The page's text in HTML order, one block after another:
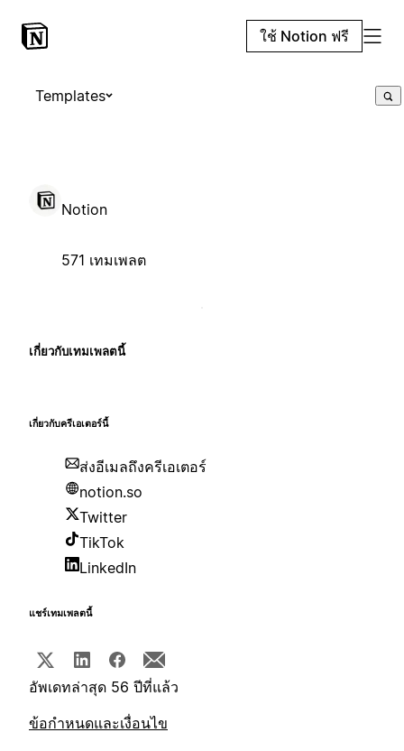
ใช้ Notion ฟรี
Templates
Notion
571 เทมเพลต
เกี่ยวกับเทมเพลตนี้
เกี่ยวกับครีเอเตอร์นี้
ส่งอีเมลถึงครีเอเตอร์
notion.so
Twitter
TikTok
LinkedIn
แชร์เทมเพลตนี้
อัพเดทล่าสุด 56 ปีที่แล้ว
ข้อกำหนดและเงื่อนไข